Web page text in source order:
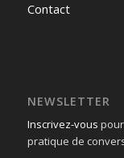
Contact
NEWSLETTER
Inscrivez-vous
pratique de